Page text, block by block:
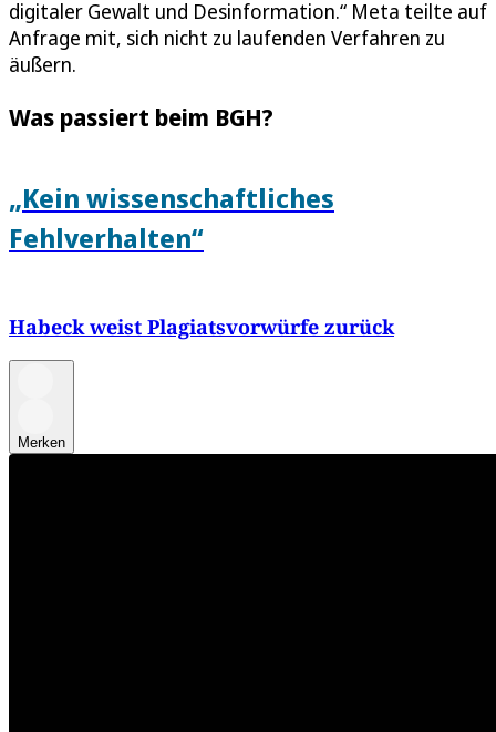
digitaler Gewalt und Desinformation.“ Meta teilte auf
Anfrage mit, sich nicht zu laufenden Verfahren zu
äußern.
Was passiert beim BGH?
„Kein wissenschaftliches
Fehlverhalten“
Habeck weist Plagiatsvorwürfe zurück
Merken